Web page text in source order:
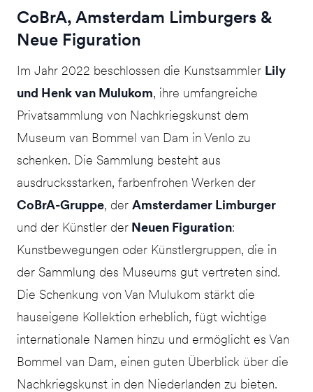
CoBrA, Amsterdam Limburgers &
Neue Figuration
Im Jahr 2022 beschlossen die Kunstsammler Lily
und Henk van Mulukom, ihre umfangreiche
Privatsammlung von Nachkriegskunst dem
Museum van Bommel van Dam in Venlo zu
schenken. Die Sammlung besteht aus
ausdrucksstarken, farbenfrohen Werken der
CoBrA-Gruppe, der Amsterdamer Limburger
und der Künstler der Neuen Figuration:
Kunstbewegungen oder Künstlergruppen, die in
der Sammlung des Museums gut vertreten sind.
Die Schenkung von Van Mulukom stärkt die
hauseigene Kollektion erheblich, fügt wichtige
internationale Namen hinzu und ermöglicht es Van
Bommel van Dam, einen guten Überblick über die
Nachkriegskunst in den Niederlanden zu bieten.